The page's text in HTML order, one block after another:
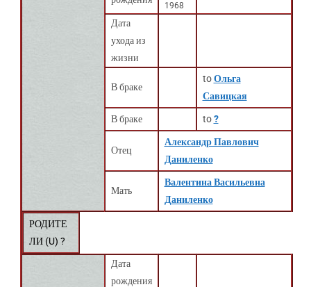
1968
Дата
ухода из
жизни
В браке
toОльга
Савицкая
В браке to?
Отец
Александр Павлович
Даниленко
Мать
Валентина Васильевна
Даниленко
РОДИТЕ
ЛИ (U) ?
Дата
рождения